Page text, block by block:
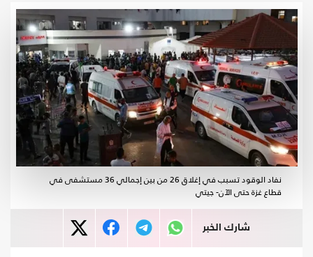
نفاد الوقود تسبب في إغلاق 26 من بين إجمالي 36 مستشفى في
قطاع غزة حتى الآن- جيتي
شارك الخبر